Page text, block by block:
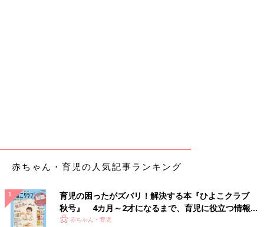
赤ちゃん・育児の人気記事ランキング
育児の困ったがズバリ！解決する本『ひよこクラブ
秋号』 4カ月～2才になるまで、育児に役立つ情報が
いっぱい！
赤ちゃん・育児